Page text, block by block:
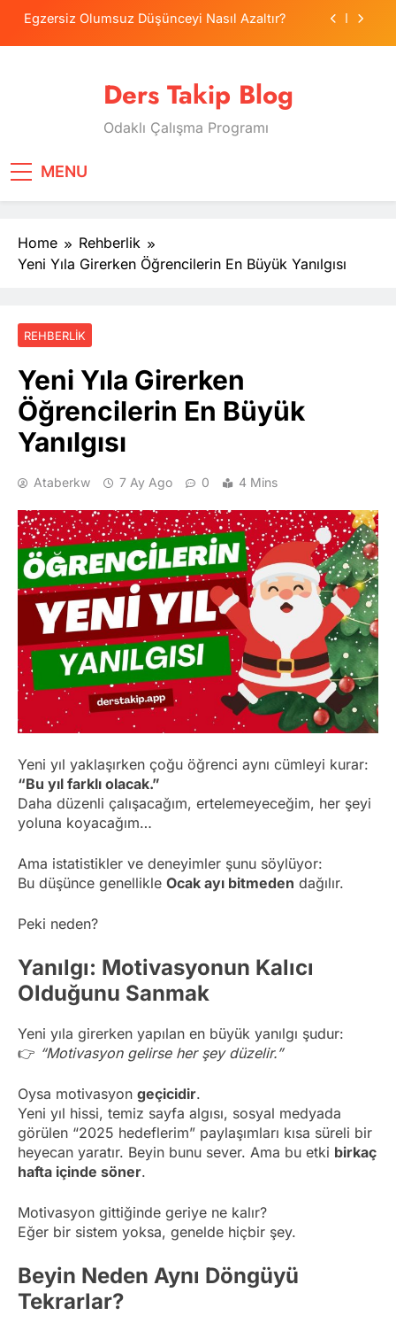
SkipEgzersiz Olumsuz Düşünceyi Nasıl Azaltır?
Tercih Stresinde Veliler Çocuğa Nasıl Destek
Tekrarlama Zorlantısı: Neden Geçmişi
Egzersiz Olumsuz Düşünceyi Nasıl Azaltır?
Psikolojide Sistematik Duyarsızlaştırma
Tercih Stresinde Veliler Çocuğa Nasıl Destek
Olur?
Ders Takip Blog
Odaklı Çalışma Programı
MENU
Home
Rehberlik
Yeni Yıla Girerken Öğrencilerin En Büyük Yanılgısı
REHBERLIK
Yeni Yıla Girerken
Öğrencilerin En Büyük
Yanılgısı
Ataberkw 7 Ay Ago 0 4 Mins
Yeni yıl yaklaşırken çoğu öğrenci aynı cümleyi kurar:
“Bu yıl farklı olacak.”
Daha düzenli çalışacağım, ertelemeyeceğim, her şeyi
yoluna koyacağım…
Ama istatistikler ve deneyimler şunu söylüyor:
Bu düşünce genellikle Ocak ayı bitmeden dağılır.
Peki neden?
Yanılgı: Motivasyonun Kalıcı
Olduğunu Sanmak
Yeni yıla girerken yapılan en büyük yanılgı şudur:
👉 “Motivasyon gelirse her şey düzelir.”
Oysa motivasyon geçicidir.
Yeni yıl hissi, temiz sayfa algısı, sosyal medyada
görülen “2025 hedeflerim” paylaşımları kısa süreli bir
heyecan yaratır. Beyin bunu sever. Ama bu etki birkaç
hafta içinde söner.
Motivasyon gittiğinde geriye ne kalır?
Eğer bir sistem yoksa, genelde hiçbir şey.
Beyin Neden Aynı Döngüyü
Tekrarlar?